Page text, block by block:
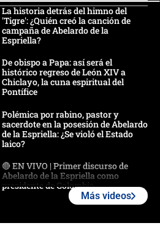
La historia detrás del himno del
'Tigre': ¿Quién creó la canción de
campaña de Abelardo de la
Espriella?
De obispo a Papa: así será el
histórico regreso de León XIV a
Chiclayo, la cuna espiritual del
Pontífice
Polémica por rabino, pastor y
sacerdote en la posesión de Abelardo
de la Espriella: ¿Se violó el Estado
laico?
🔴 EN VIVO | Primer discurso de
Abelardo de la Espriella como
presidente de Colombia
Más videos